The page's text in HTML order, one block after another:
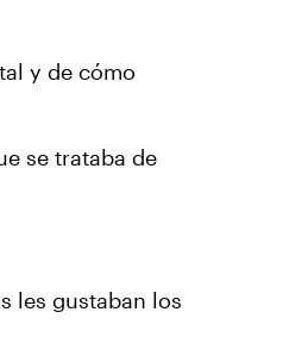
y de cómo
se trataba de
les gustaban los